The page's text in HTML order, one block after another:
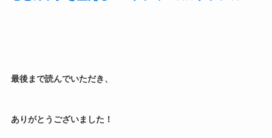
最後まで読んでいただき、
ありがとうございました！